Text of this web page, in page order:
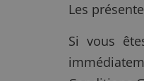
Les
Si vous